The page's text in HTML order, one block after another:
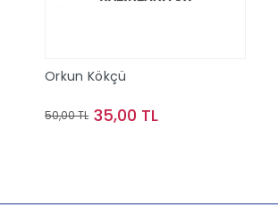
Orkun Kökçü
50,00 TL 35,00 TL